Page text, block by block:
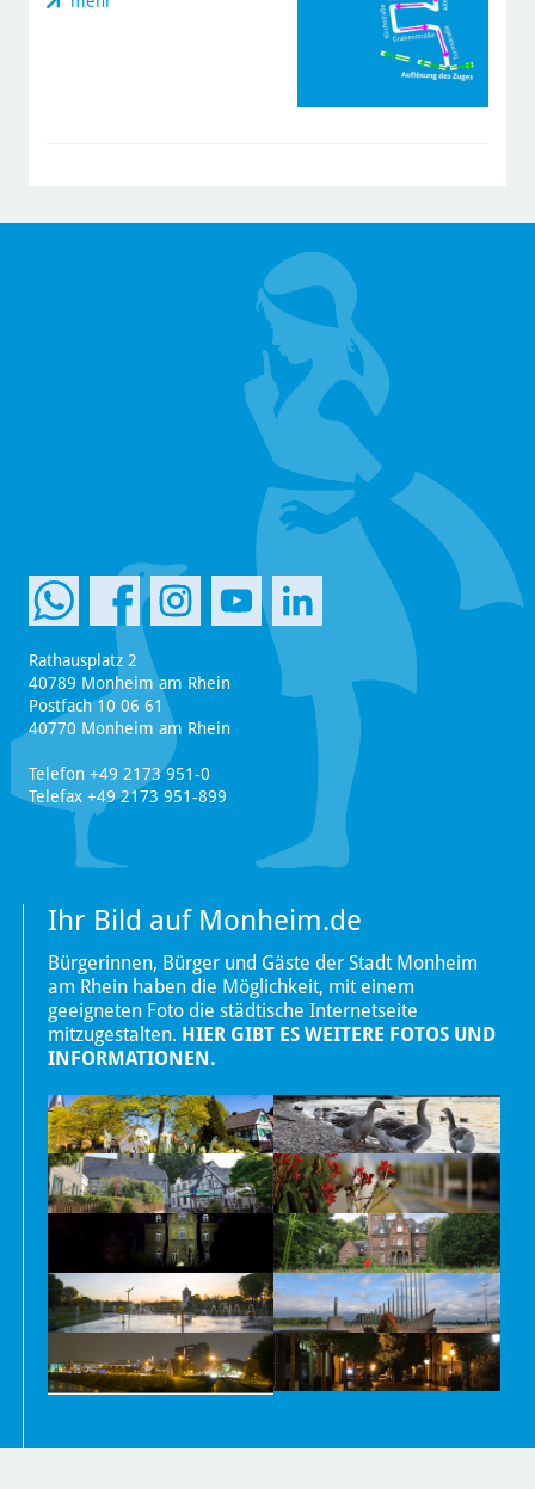
Rathausplatz 2
40789 Monheim am Rhein
Postfach 10 06 61
40770 Monheim am Rhein
Telefon +49 2173 951-0
Telefax +49 2173 951-899
Ihr Bild auf Monheim.de
Bürgerinnen, Bürger und Gäste der Stadt Monheim
am Rhein haben die Möglichkeit, mit einem
geeigneten Foto die städtische Internetseite
mitzugestalten. HIER GIBT ES WEITERE FOTOS UND
INFORMATIONEN.